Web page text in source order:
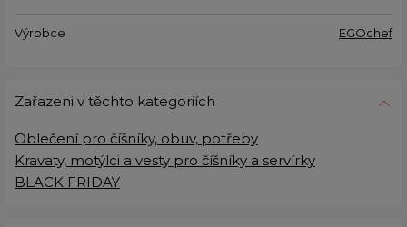
Výrobce EGOchef
Zařazeni v těchto kategoriích
Oblečení pro číšníky, obuv, potřeby
Kravaty, motýlci a vesty pro číšníky a servírky
BLACK FRIDAY